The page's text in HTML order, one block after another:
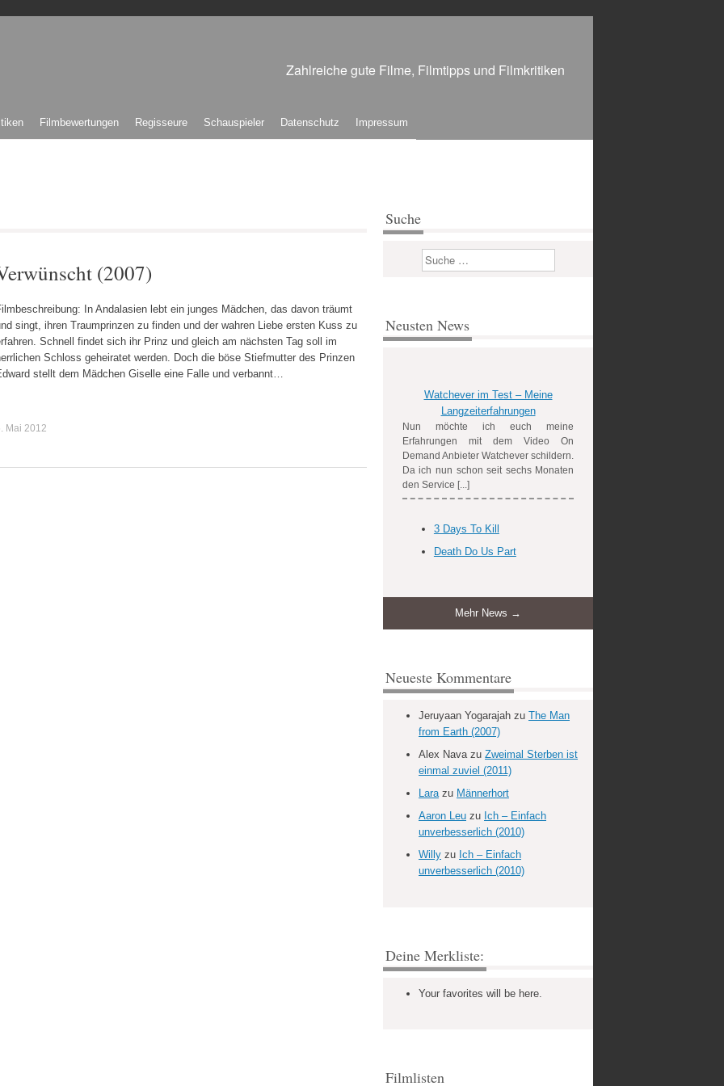
Zahlreiche gute Filme, Filmtipps und Filmkritiken
Filmbewertungen Regisseure Schauspieler Datenschutz Impressum
(2007)
In Andalasien lebt ein junges Mädchen, das davon träumt
singt, ihren Traumprinzen zu finden und der wahren Liebe ersten Kuss zu
Schnell findet sich ihr Prinz und gleich am nächsten Tag soll im
Schloss geheiratet werden. Doch die böse Stiefmutter des Prinzen
stellt dem Mädchen Giselle eine Falle und verbannt…
Mai 2012
Suche
Suchen
Neusten News
Watchever im Test – Meine
Langzeiterfahrungen
Nun möchte ich euch meine
Erfahrungen mit dem Video On
Demand Anbieter Watchever schildern.
Da ich nun schon seit sechs Monaten
den Service [...]
3 Days To Kill
Death Do Us Part
Mehr News →
Neueste Kommentare
Jeruyaan Yogarajah zu The Man
from Earth (2007)
Alex Navazu Zweimal Sterben ist
einmal zuviel (2011)
Larazu Männerhort
Aaron Leu zu Ich – Einfach
unverbesserlich (2010)
Willy zu Ich – Einfach
unverbesserlich (2010)
Deine Merkliste:
Your favorites will be here.
Filmlisten